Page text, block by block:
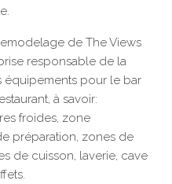
de The Views
responsable de la
équipements pour le bar
à savoir:
froides, zone
préparation, zones de
de cuisson, laverie, cave